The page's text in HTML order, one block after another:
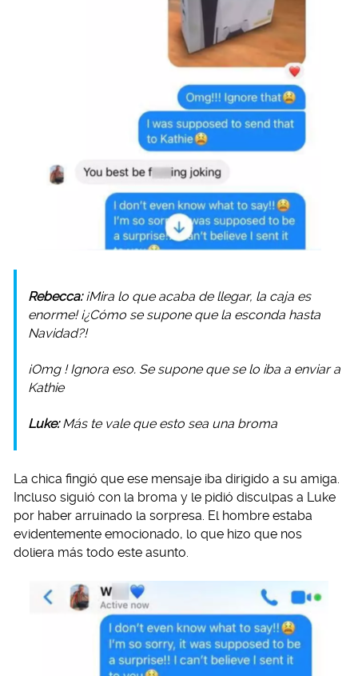
Rebecca:¡Mira lo que acaba de llegar, la caja es
enorme! ¡¿Cómo se supone que la esconda hasta
Navidad?!
¡Omg ! Ignora eso. Se supone que se lo iba a enviar a
Kathie
Luke:Más te vale que esto sea una broma
La chica fingió que ese mensaje iba dirigido a su amiga.
Incluso siguió con la broma y le pidió disculpas a Luke
por haber arruinado la sorpresa. El hombre estaba
evidentemente emocionado, lo que hizo que nos
doliera más todo este asunto.